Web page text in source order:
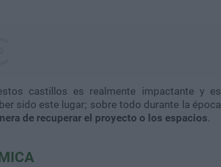
castillos es realmente impactante y es
sido este lugar; sobre todo durante la época
de recuperar el proyecto o los espacios.